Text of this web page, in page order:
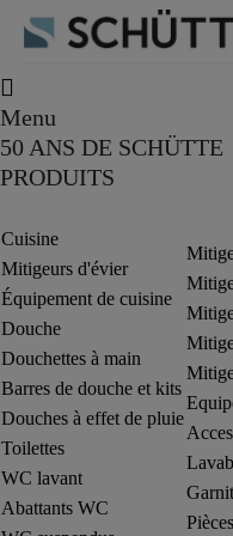
Menu
50 ANS DE SCHÜTTE
PRODUITS
Cuisine
Mitigeurs d'évier
Équipement de cuisine
Douche
Douchettes à main
Barres de douche et kits
Douches à effet de pluie
Toilettes
WC lavant
Abattants WC